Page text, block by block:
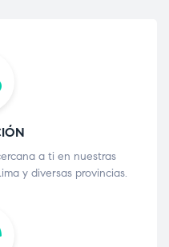
a ti en nuestras
y diversas provincias.